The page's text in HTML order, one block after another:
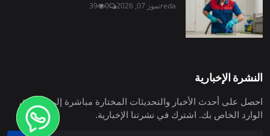
redaتموز 07, 2026 0
39
النشرة الإخبارية
احصل على أحدث الأخبار والتحديثات المختارة مباشرة إلى صندوق
الوارد الخاص بك. اشترك في نشرتنا الإخبارية.